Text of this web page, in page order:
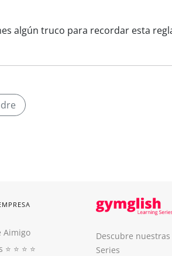
algún truco para recordar esta
Aimigo
⭐️ ⭐️ ⭐️ ⭐️
Descubre
Series